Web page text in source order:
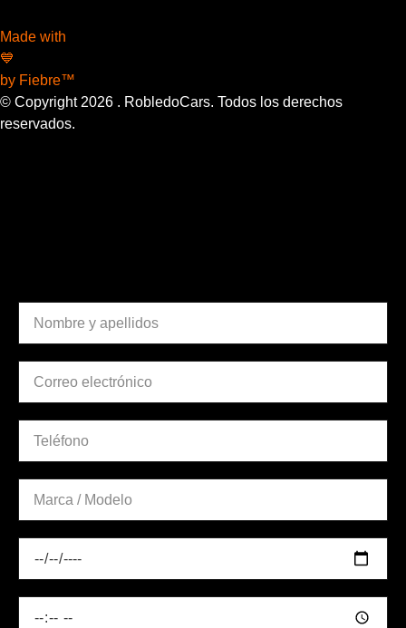
Made with
💙
by Fiebre™
© Copyright 2026 . RobledoCars. Todos los derechos
reservados.